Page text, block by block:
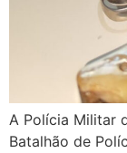
A Polícia Militar
Batalhão de